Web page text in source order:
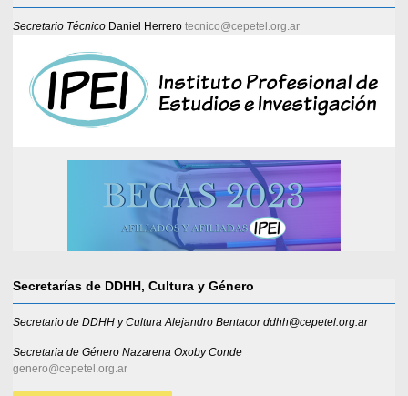
Secretario Técnico Daniel Herrero tecnico@cepetel.org.ar
Secretarías de DDHH, Cultura y Género
Secretario de DDHH y Cultura Alejandro Bentacor ddhh@cepetel.org.ar
Secretaria de Género Nazarena Oxoby Conde
genero@cepetel.org.ar